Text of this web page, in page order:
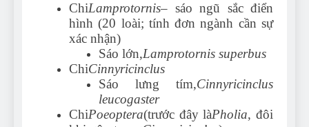
ChiLamprotornis– sáo ngũ sắc điển
hình (20 loài; tính đơn ngành cần sự
xác nhận)
Sáo lớn,Lamprotornis superbus
ChiCinnyricinclus
Sáo lưng tím,Cinnyricinclus
leucogaster
ChiPoeoptera(trước đây làPholia, đôi